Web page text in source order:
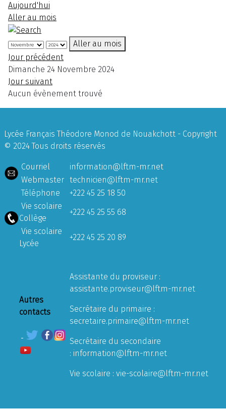
Aujourd'hui
Aller au mois
Aller au mois
Jour précédent
Dimanche 24 Novembre 2024
Jour suivant
Aucun évènement trouvé
Lycée Français Théodore Monod de Nouakchott - Copyright
© 2024 Tous droits réservés
Courriel
information@lftm-mr.net
Webmaster technicien@lftm-mr.net
Téléphone
+222 45 25 18 50
Vie scolaire
Collège
+222 45 25 55 68
Vie scolaire
Lycée
+222 45 25 20 89
Autres
contacts
Assistante du proviseur :
assistante.proviseur@lftm-mr.net
Secrétaire du primaire :
secretaire.primaire@lftm-mr.net
Secrétaire du secondaire
: information@lftm-mr.net
Vie scolaire : vie-scolaire@lftm-mr.net